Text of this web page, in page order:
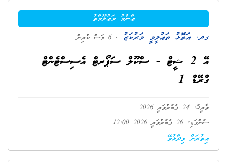
ޢާންމު މަޢުލޫމާތު
ގދ. އަތޮޅު ތަޢުލީމީ މަރުކަޒު . 6 މަސް ކުރިން
އޭ 2 ޝީޓް - ސްކޫލް ސަޕޯރޓް އެސިސްޓެންޓް
ގްރޭޑް 1
ތާރީޚު: 24 ފެބުރުވަރީ 2026
ސުންގަޑި: 26 ފެބުރުވަރީ 2026 12:00
އިތުރަށް ވިދާޅުވޭ